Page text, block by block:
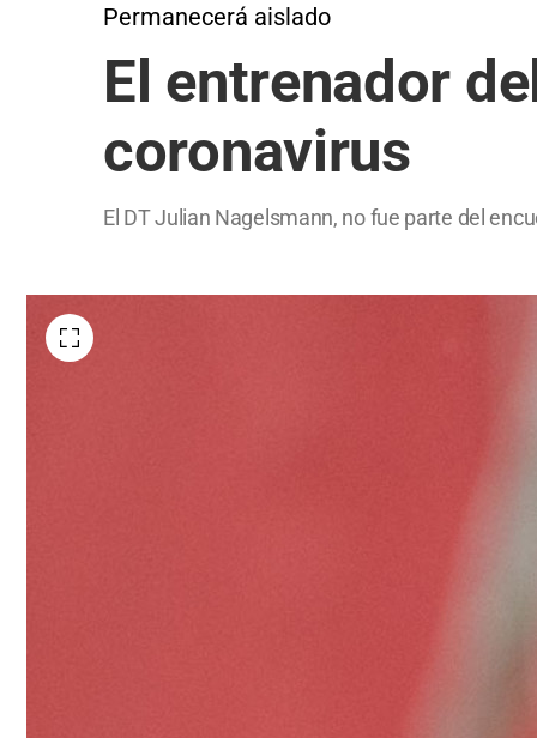
Permanecerá aislado
El entrenador
coronavirus
El DT Julian Nagelsmann, no fue parte del